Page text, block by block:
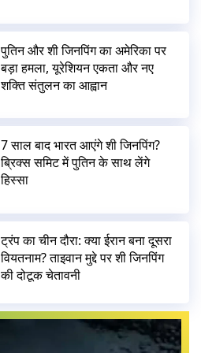
पुतिन और शी जिनपिंग का अमेरिका पर
बड़ा हमला, यूरेशियन एकता और नए
शक्ति संतुलन का आह्वान
7 साल बाद भारत आएंगे शी जिनपिंग?
ब्रिक्स समिट में पुतिन के साथ लेंगे
हिस्सा
ट्रंप का चीन दौरा: क्या ईरान बना दूसरा
वियतनाम? ताइवान मुद्दे पर शी जिनपिंग
की दोटूक चेतावनी